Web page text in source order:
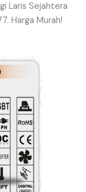
Laris Sejahtera
Harga Murah!